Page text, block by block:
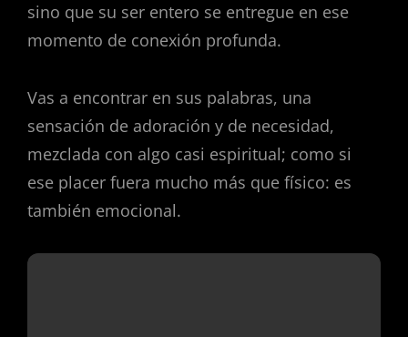
sino que su ser entero se entregue en ese
momento de conexión profunda.
Vas a encontrar en sus palabras, una
sensación de adoración y de necesidad,
mezclada con algo casi espiritual; como si
ese placer fuera mucho más que físico: es
también emocional.